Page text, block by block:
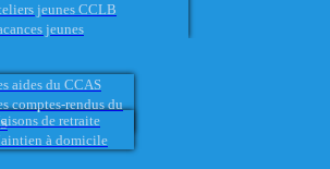
jeunes CCLB
jeunes
aides du CCAS
comptes-rendus du
de retraite
à domicile